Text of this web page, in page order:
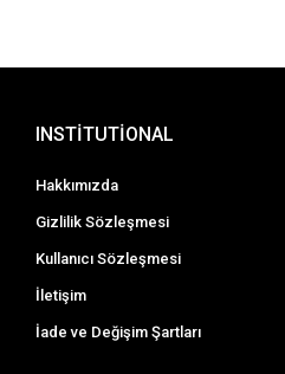
INSTİTUTİONAL
Hakkımızda
Gizlilik Sözleşmesi
Kullanıcı Sözleşmesi
İletişim
İade ve Değişim Şartları